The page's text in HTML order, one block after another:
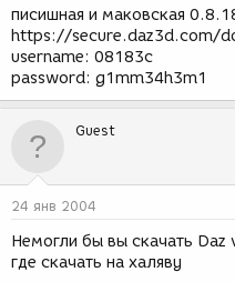
н
и
я
писишная и маковская
https://secure.daz3d.com/
username: 08183c
password: g1mm34h3m1
Guest
24 янв 2004
Немогли бы вы скачать
где скачать на халяву